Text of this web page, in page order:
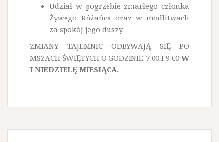
Udział w pogrzebie zmarłego członka
Żywego Różańca oraz w modlitwach
za spokój jego duszy.
ZMIANY TAJEMNIC ODBYWAJĄ SIĘ PO
MSZACH ŚWIĘTYCH O GODZINIE 7:00 I 9:00 W
I NIEDZIELĘ MIESIĄCA.